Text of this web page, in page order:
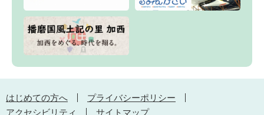
はじめての方へ
プライバシーポリシー
アクセシビリティ
サイトマップ